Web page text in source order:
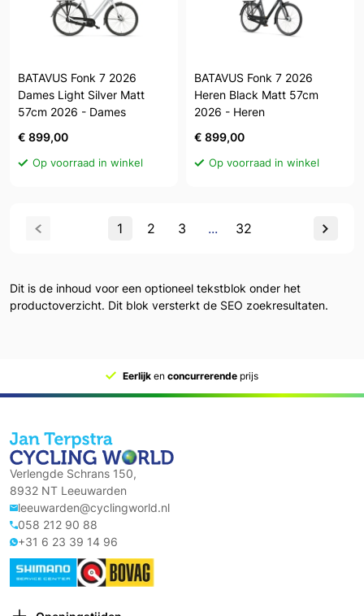
BATAVUS Fonk 7 2026
Dames Light Silver Matt
57cm 2026 - Dames
€ 899,00
Op voorraad in winkel
BATAVUS Fonk 7 2026
Heren Black Matt 57cm
2026 - Heren
€ 899,00
Op voorraad in winkel
1 2 3 ... 32
Dit is de inhoud voor een optioneel tekstblok onder het
productoverzicht. Dit blok versterkt de SEO zoekresultaten.
Eerlijk en concurrerende prijs
Verlengde Schrans 150,
8932 NT Leeuwarden
leeuwarden@cyclingworld.nl
058 212 90 88
+31 6 23 39 14 96